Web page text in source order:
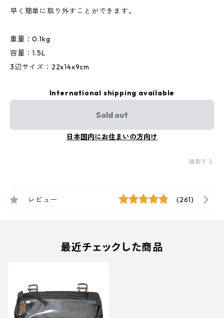
早く簡単に取り外すことができます。
重量：0.1kg
容量：1.5L
3辺サイズ：22x14x9cm
International shipping available
Sold out
日本国内にお住まいの方向け
通報する
レビュー (261)
最近チェックした商品